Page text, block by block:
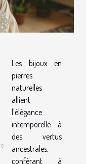
Les bijoux en
pierres
naturelles
allient
l'élégance
intemporelle à
des vertus
ancestrales,
conférant à